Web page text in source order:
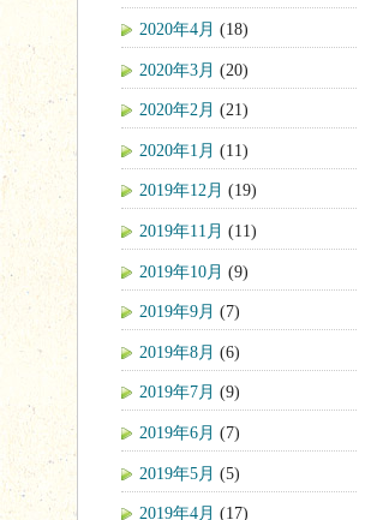
2020年4月 (18)
2020年3月 (20)
2020年2月 (21)
2020年1月 (11)
2019年12月 (19)
2019年11月 (11)
2019年10月 (9)
2019年9月 (7)
2019年8月 (6)
2019年7月 (9)
2019年6月 (7)
2019年5月 (5)
2019年4月 (17)